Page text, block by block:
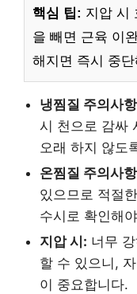
핵심 팁: 지압 시
을 빼면 근육 이
해지면 즉시 중
냉찜질 주의사
시 천으로 감싸
오래 하지 않도
온찜질 주의사
있으므로 적절
수시로 확인해
지압 시: 너무
할 수 있으니,
이 중요합니다.